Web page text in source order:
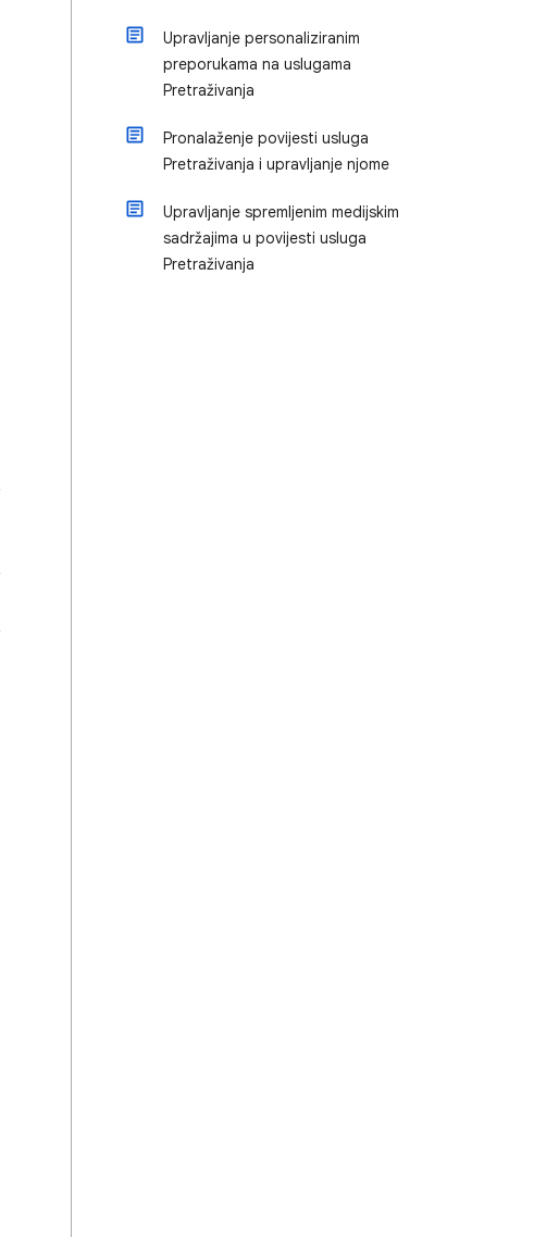
Upravljanje personaliziranim
preporukama na uslugama
Pretraživanja
Pronalaženje povijesti usluga
Pretraživanja i upravljanje njome
Upravljanje spremljenim medijskim
sadržajima u povijesti usluga
Pretraživanja